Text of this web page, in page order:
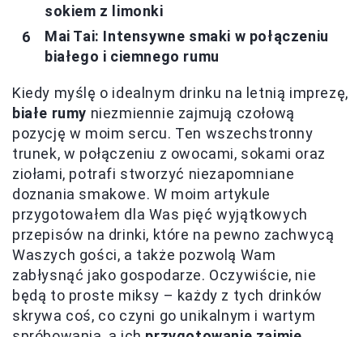
sokiem z limonki
Mai Tai: Intensywne smaki w połączeniu
białego i ciemnego rumu
Kiedy myślę o idealnym drinku na letnią imprezę,
białe rumy niezmiennie zajmują czołową
pozycję w moim sercu. Ten wszechstronny
trunek, w połączeniu z owocami, sokami oraz
ziołami, potrafi stworzyć niezapomniane
doznania smakowe. W moim artykule
przygotowałem dla Was pięć wyjątkowych
przepisów na drinki, które na pewno zachwycą
Waszych gości, a także pozwolą Wam
zabłysnąć jako gospodarze. Oczywiście, nie
będą to proste miksy – każdy z tych drinków
skrywa coś, co czyni go unikalnym i wartym